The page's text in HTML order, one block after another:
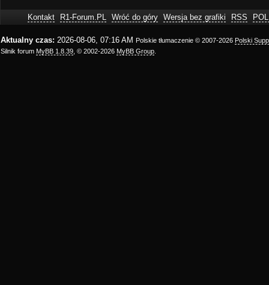
Kontakt R1-Forum.PL Wróć do góry Wersja bez grafiki RSS
Aktualny czas: 2026-08-06, 07:16 AM Polskie tłumaczenie © 2007-2026 Polski
Silnik forum MyBB 1.8.39 , © 2002-2026 MyBB Group